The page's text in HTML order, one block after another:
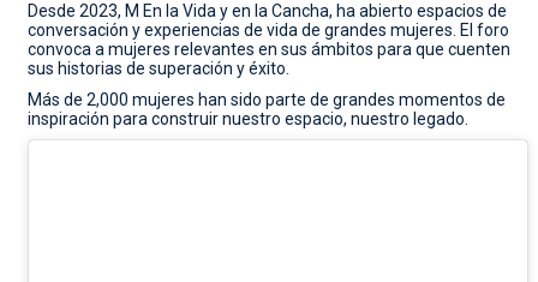
Desde 2023, M En la Vida y en la Cancha, ha abierto espacios de
conversación y experiencias de vida de grandes mujeres. El foro
convoca a mujeres relevantes en sus ámbitos para que cuenten
sus historias de superación y éxito.
Más de 2,000 mujeres han sido parte de grandes momentos de
inspiración para construir nuestro espacio, nuestro legado.